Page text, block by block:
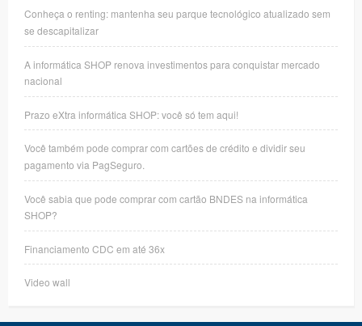
Conheça o renting: mantenha seu parque tecnológico atualizado sem
se descapitalizar
A informática SHOP renova investimentos para conquistar mercado
nacional
Prazo eXtra informática SHOP: você só tem aqui!
Você também pode comprar com cartões de crédito e dividir seu
pagamento via PagSeguro.
Você sabia que pode comprar com cartão BNDES na informática
SHOP?
Financiamento CDC em até 36x
Video wall